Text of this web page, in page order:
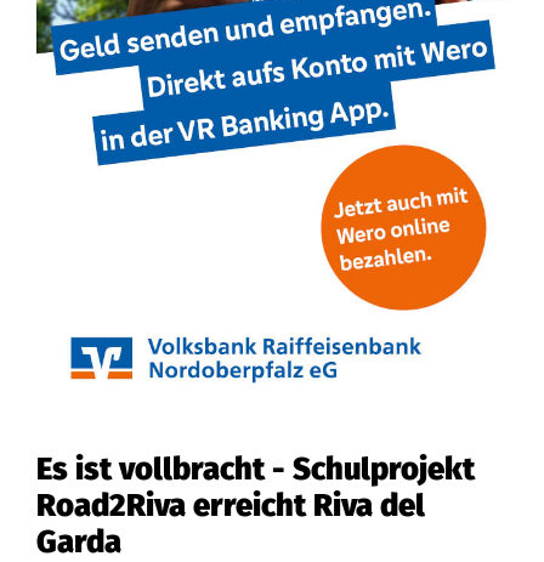
Es ist vollbracht - Schulprojekt
Road2Riva erreicht Riva del
Garda